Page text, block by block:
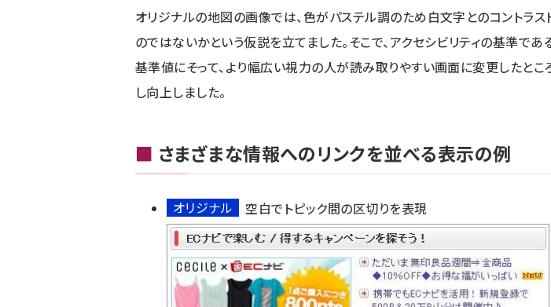
オリジナルの地図の画像では、色がパステル調のため白文字とのコントラス
のではないかという仮説を立てました。そこで、アクセシビリティの基準で
基準値にそって、より幅広い視力の人が読み取りやすい画面に変更したとこ
し向上しました。
■ さまざまな情報へのリンクを並べる表示の例
オリジナル 空白でトピック間の区切りを表現